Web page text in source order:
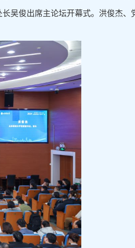
吴俊出席主论坛开幕式。洪俊杰、